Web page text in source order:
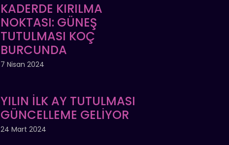
KADERDE KIRILMA
NOKTASI: GÜNEŞ
TUTULMASI KOÇ
BURCUNDA
7 Nisan 2024
YILIN İLK AY TUTULMASI
GÜNCELLEME GELİYOR
24 Mart 2024